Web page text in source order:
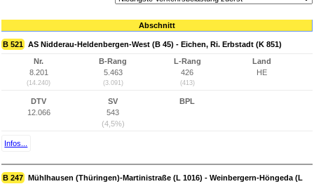
Abschnitt
B 521 AS Nidderau-Heldenbergen-West (B 45) - Eichen, Ri. Erbstadt (K 851)
Nr.
8.201
(14.240)
B-Rang
5.463
(3.091)
L-Rang
426
(413)
Land
HE
DTV
12.066
SV
543
(4,5%)
BPL
Infos...
B 247 Mühlhausen (Thüringen)-Martinistraße (L 1016) - Weinbergern-Höngeda (L